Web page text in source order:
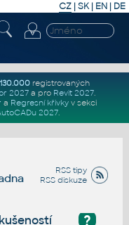
CZ | SK| EN | DE
registrovaných
2027a pro Revit 2027.
a Regresní křivkyv sekci
2027.
RSS tipy
RSS diskuze
?